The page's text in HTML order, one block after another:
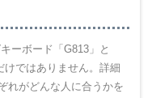
ーボード「G813」と
けではありません。詳細
れがどんな人に合うかを